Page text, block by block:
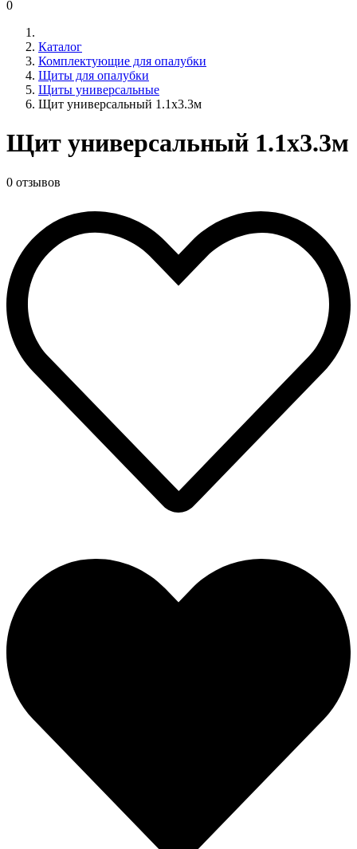
0
Каталог
Комплектующие для опалубки
Щиты для опалубки
Щиты универсальные
Щит универсальный 1.1x3.3м
Щит универсальный 1.1x3.3м
0 отзывов